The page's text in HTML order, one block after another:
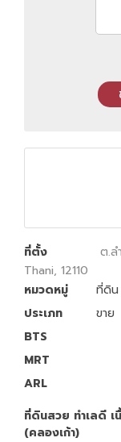
ที่ตั้ง
ต.ล
Thani, 12110
หมวดหมู่
ที่ดิน
ประเภท
ขาย
BTS
MRT
ARL
ที่ดินสวย ทำเลดี
(คลองเก้า)